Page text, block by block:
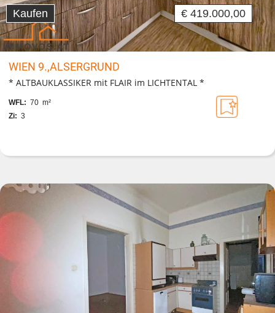
Kaufen € 419.000,00
WIEN 9.,ALSERGRUND
* ALTBAUKLASSIKER mit FLAIR im LICHTENTAL *
WFL: 70 m²
Zi: 3